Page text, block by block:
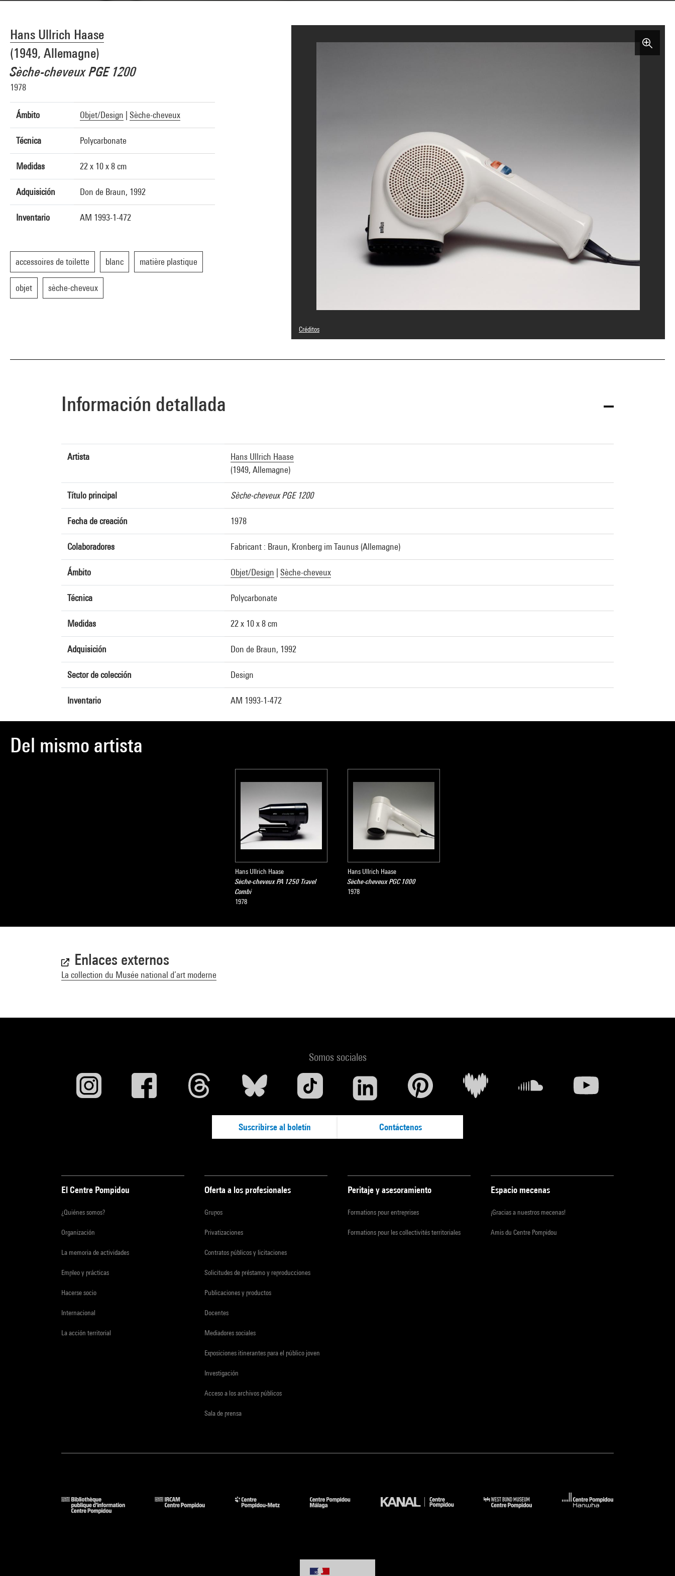
Hans Ullrich Haase
(1949, Allemagne)
Sèche-cheveux PGE 1200
1978
Ámbito Objet/Design Sèche-cheveux
Técnica Polycarbonate
Medidas 22 x 10 x 8 cm
Adquisición Don de Braun, 1992
Inventario AM 1993-1-472
accessoires de toilette blanc matière plastique
objet sèche-cheveux
Créditos
© Braun Gmbh
Referencia de la imagen : 4R04637 [1995 CX 7046]
Información detallada
Artista
Hans Ullrich Haase
(1949, Allemagne)
Título principal Sèche-cheveux PGE 1200
Fecha de creación 1978
Colaboradores Fabricant : Braun, Kronberg im Taunus (Allemagne)
Ámbito Objet/Design Sèche-cheveux
Técnica Polycarbonate
Medidas 22 x 10 x 8 cm
Adquisición Don de Braun, 1992
Sector de colección Design
Inventario AM 1993-1-472
Del mismo artista
Hans Ullrich Haase
Sèche-cheveux PA 1250 Travel
Combi
1978
Hans Ullrich Haase
Sèche-cheveux PGC 1000
1978
Enlaces externos
La collection du Musée national d’art moderne
Somos sociales
Suscribirse al boletín Contáctenos
El Centre Pompidou
¿Quiénes somos?
Organización
La memoria de actividades
Empleo y prácticas
Hacerse socio
Internacional
La acción territorial
Oferta a los profesionales
Grupos
Privatizaciones
Contratos públicos y licitaciones
Solicitudes de préstamo y reproducciones
Publicaciones y productos
Docentes
Mediadores sociales
Exposiciones itinerantes para el público joven
Investigación
Acceso a los archivos públicos
Sala de prensa
Peritaje y asesoramiento
Formations pour entreprises
Formations pour les collectivités territoriales
Espacio mecenas
¡Gracias a nuestros mecenas!
Amis du Centre Pompidou